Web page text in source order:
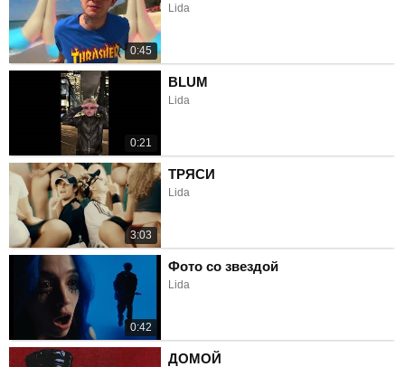
0:45
Lida
0:21
BLUM
Lida
3:03
ТРЯСИ
Lida
0:42
Фото со звездой
Lida
ДОМОЙ